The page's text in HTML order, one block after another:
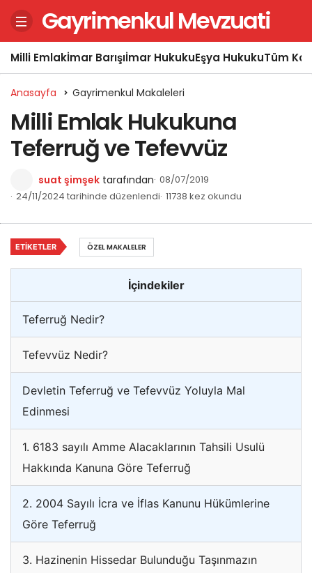
Gayrimenkul Mevzuati
Milli Emlakİmar Barışıİmar HukukuEşya HukukuTüm
Anasayfa Gayrimenkul Makaleleri
Milli Emlak Hukukuna
Teferruğ ve Tefevvüz
suat şimşek tarafından 08/07/2019
24/11/2024 tarihinde düzenlendi 11738 kez okundu
İçindekiler
Teferruğ Nedir?
Tefevvüz Nedir?
Devletin Teferruğ ve Tefevvüz Yoluyla Mal
Edinmesi
1. 6183 sayılı Amme Alacaklarının Tahsili Usulü
Hakkında Kanuna Göre Teferruğ
2. 2004 Sayılı İcra ve İflas Kanunu Hükümlerine
Göre Teferruğ
3. Hazinenin Hissedar Bulunduğu Taşınmazın
ETIKETLER ÖZEL MAKALELER